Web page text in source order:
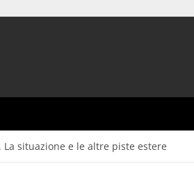
situazione e le altre piste estere